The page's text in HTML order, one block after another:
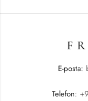
E-posta:
Telefon: